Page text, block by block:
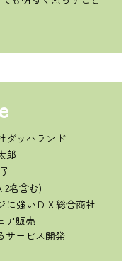
ダッハランド
郎
2名含む)
に強いＤＸ総合商社
ア販売
サービス開発